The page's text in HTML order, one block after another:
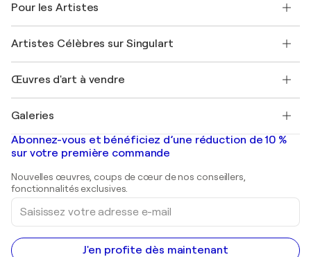
Offrir une carte cadeau
Rejoignez notre programme commercial
Mon compte
+33 1 76 44 06 42
FAQ
Magazine Singulart
Emplois
Découvrez une sélection d'art original
Pour les Artistes
Se connecter en tant qu'Artiste
Artistes Célèbres sur Singulart
Marc Chagall
Banksy
Mr. Brainwash
Shepard Fairey
Œuvres d'art à vendre
Tableaux abstraits à vendre
Peintures de paysage
Estampes
Peintures acryliques
Galeries
Galeries d'art en France
Galeries d'art en Belgique
Abonnez-vous et bénéficiez d’une réduction de 10 %
sur votre première commande
Nouvelles œuvres, coups de cœur de nos conseillers,
fonctionnalités exclusives.
Saisissez
votre
adresse
e-
mail
J'en profite dès maintenant